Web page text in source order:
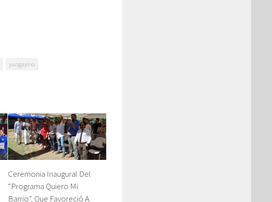
yungayino
Ceremonia Inaugural Del
“Programa Quiero Mi
Barrio”, Que Favoreció A